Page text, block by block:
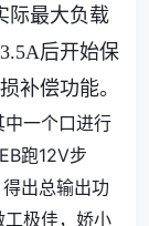
际最大负载
后开始保
补偿功能。
一个口进行
跑12V步
出总输出功
极佳，娇小